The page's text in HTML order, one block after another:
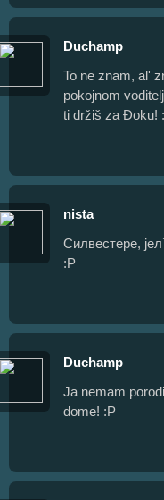
Duchamp
To ne znam, al'
pokojnom
ti držiš za Đoku!
nista
Силвестере,
:Р
Duchamp
Ja nemam
dome! :P